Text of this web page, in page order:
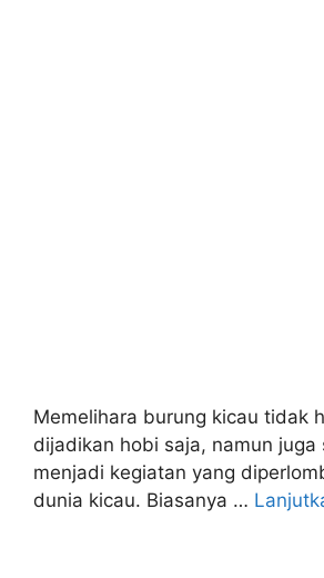
Memelihara burung kicau tidak
dijadikan hobi saja, namun juga
menjadi kegiatan yang
dunia kicau. Biasanya …